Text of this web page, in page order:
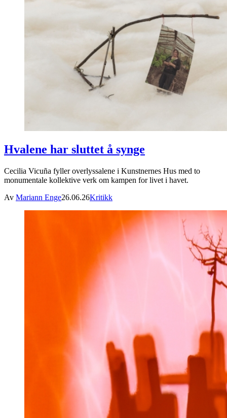
Hvalene har sluttet å synge
Cecilia Vicuña fyller overlyssalene i Kunstnernes Hus med to
monumentale kollektive verk om kampen for livet i havet.
Av Mariann Enge26.06.26Kritikk